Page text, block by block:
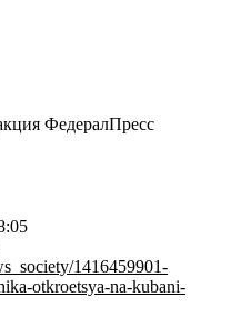
ФедералПресс
1416459901-
otkroetsya-na-kubani-